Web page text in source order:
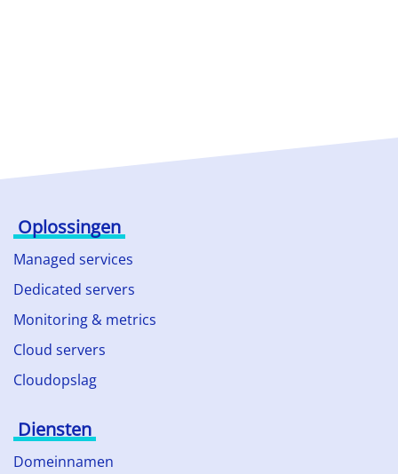
Oplossingen
Managed services
Dedicated servers
Monitoring & metrics
Cloud servers
Cloudopslag
Diensten
Domeinnamen